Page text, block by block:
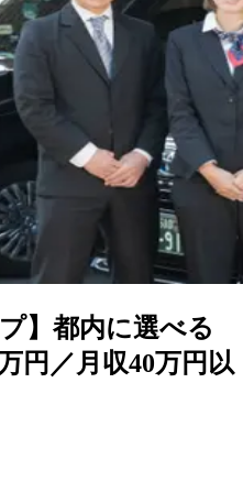
】都内に選べる
円／月収40万円以